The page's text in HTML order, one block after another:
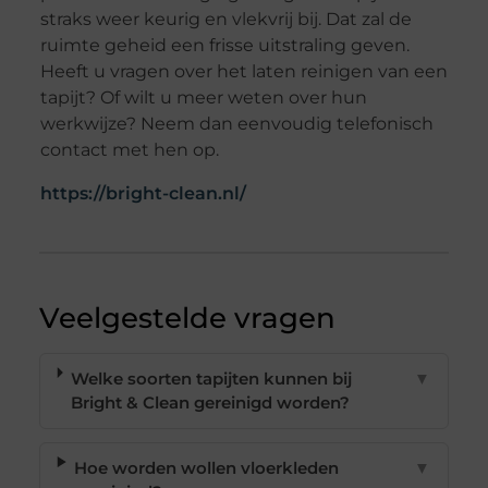
straks weer keurig en vlekvrij bij. Dat zal de
ruimte geheid een frisse uitstraling geven.
Heeft u vragen over het laten reinigen van een
tapijt? Of wilt u meer weten over hun
werkwijze? Neem dan eenvoudig telefonisch
contact met hen op.
https://bright-clean.nl/
Veelgestelde vragen
Welke soorten tapijten kunnen bij
Bright & Clean gereinigd worden?
▼
Hoe worden wollen vloerkleden
▼